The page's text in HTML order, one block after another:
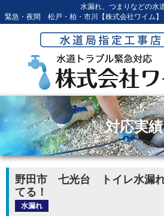
水漏れ、つまりなどの水
緊急・夜間 松戸・柏・市川【株式会社ワイム
対応実績
野田市 七光台 トイレ水漏
てる！
水漏れ